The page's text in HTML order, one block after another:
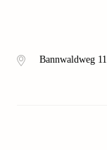
Bannwaldweg 11